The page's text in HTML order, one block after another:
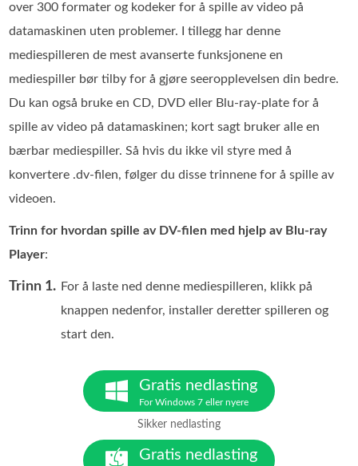
over 300 formater og kodeker for å spille av video på
datamaskinen uten problemer. I tillegg har denne
mediespilleren de mest avanserte funksjonene en
mediespiller bør tilby for å gjøre seeropplevelsen din bedre.
Du kan også bruke en CD, DVD eller Blu-ray-plate for å
spille av video på datamaskinen; kort sagt bruker alle en
bærbar mediespiller. Så hvis du ikke vil styre med å
konvertere .dv-filen, følger du disse trinnene for å spille av
videoen.
Trinn for hvordan spille av DV-filen med hjelp av Blu-ray
Player:
Trinn 1. For å laste ned denne mediespilleren, klikk på
knappen nedenfor, installer deretter spilleren og
start den.
Gratis nedlasting
For Windows 7 eller nyere
Sikker nedlasting
Gratis nedlasting